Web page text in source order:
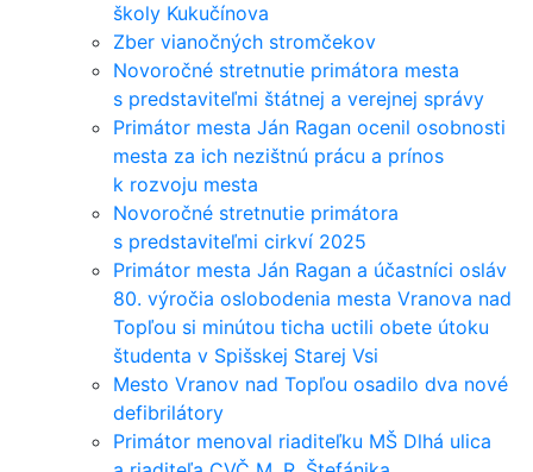
školy Kukučínova
Zber vianočných stromčekov
Novoročné stretnutie primátora mesta
s predstaviteľmi štátnej a verejnej správy
Primátor mesta Ján Ragan ocenil osobnosti
mesta za ich nezištnú prácu a prínos
k rozvoju mesta
Novoročné stretnutie primátora
s predstaviteľmi cirkví 2025
Primátor mesta Ján Ragan a účastníci osláv
80. výročia oslobodenia mesta Vranova nad
Topľou si minútou ticha uctili obete útoku
študenta v Spišskej Starej Vsi
Mesto Vranov nad Topľou osadilo dva nové
defibrilátory
Primátor menoval riaditeľku MŠ Dlhá ulica